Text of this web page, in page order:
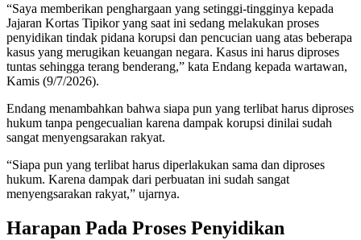
“Saya memberikan penghargaan yang setinggi-tingginya kepada
Jajaran Kortas Tipikor yang saat ini sedang melakukan proses
penyidikan tindak pidana korupsi dan pencucian uang atas beberapa
kasus yang merugikan keuangan negara. Kasus ini harus diproses
tuntas sehingga terang benderang,” kata Endang kepada wartawan,
Kamis (9/7/2026).
Endang menambahkan bahwa siapa pun yang terlibat harus diproses
hukum tanpa pengecualian karena dampak korupsi dinilai sudah
sangat menyengsarakan rakyat.
“Siapa pun yang terlibat harus diperlakukan sama dan diproses
hukum. Karena dampak dari perbuatan ini sudah sangat
menyengsarakan rakyat,” ujarnya.
Harapan Pada Proses Penyidikan